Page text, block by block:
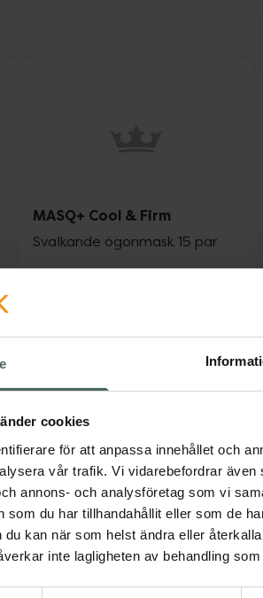
cookies
för att anpassa innehållet och
vår trafik. Vi vidarebefordrar
annons- och analysföretag som vi
som du har tillhandahållit eller som de
kan när som helst ändra eller
inte lagligheten av behandling
MASQ+ Cool & Firm
Svalkande ögonmask 15 par
289 kr